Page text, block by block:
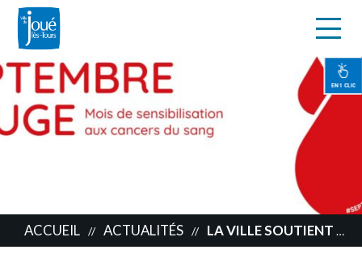
Aller
au
contenu
principal
EN 1 CLIC
ACCUEIL // ACTUALITÉS // LA VILLE SOUTIENT SEPTEMBRE ROUGE